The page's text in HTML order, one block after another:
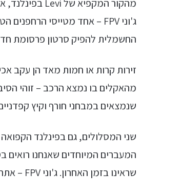
החשמלית להפיק סרטון פרסומת
זירות קרות או חמות מאד הן עקב
מהאקלים בו נמצא הרכב – זוהי
שנמצאים במבחני חורף וקיץ
שני המסלולים, גם בפינלנד
המעברים המיוחדים שאנחנו רואים
שראינו בזמן האחרון. ג'וני FPV – אתה אומן!